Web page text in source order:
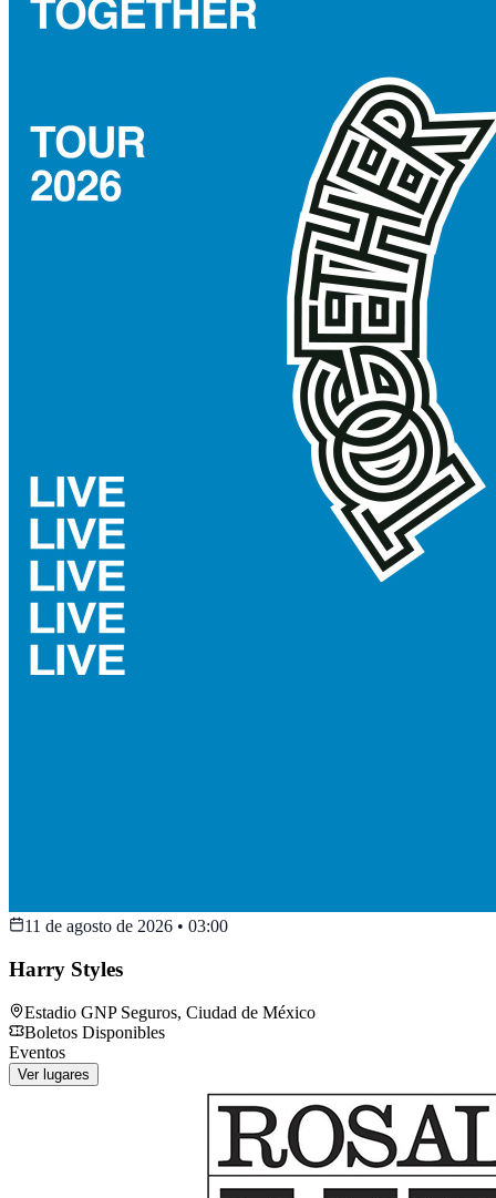
11 de agosto de 2026 • 03:00
Harry Styles
Estadio GNP Seguros, Ciudad de México
Boletos Disponibles
Eventos
Ver lugares